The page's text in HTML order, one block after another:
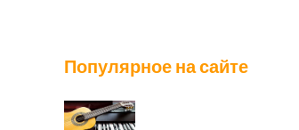
Популярное на сайте